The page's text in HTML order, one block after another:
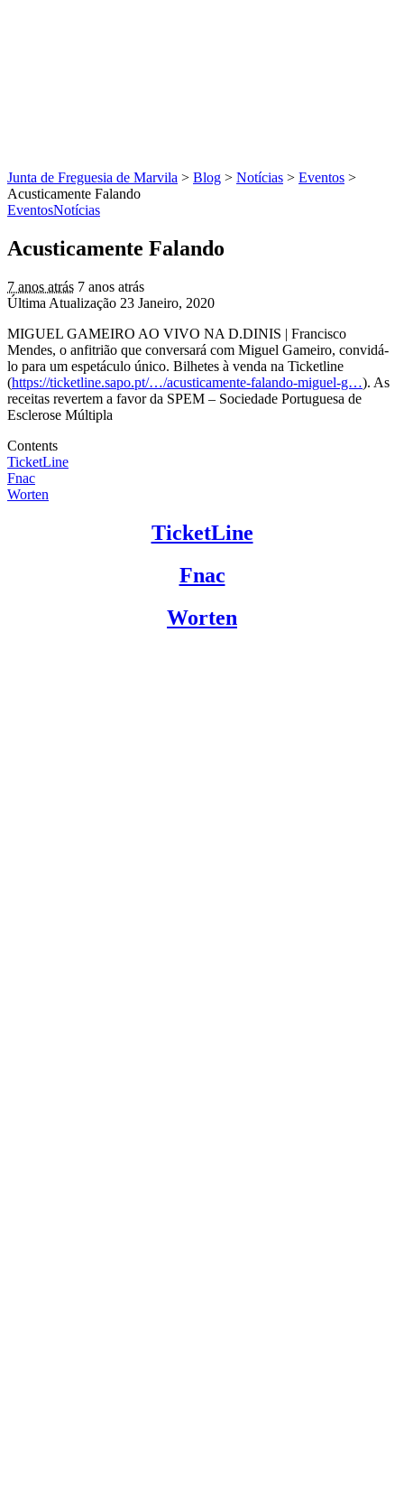
Junta de Freguesia de Marvila > Blog > Notícias > Eventos >
Acusticamente Falando
EventosNotícias
Acusticamente Falando
7 anos atrás 7 anos atrás
Última Atualização 23 Janeiro, 2020
MIGUEL GAMEIRO AO VIVO NA D.DINIS | Francisco
Mendes, o anfitrião que conversará com Miguel Gameiro, convidá-
lo para um espetáculo único. Bilhetes à venda na Ticketline
(https://ticketline.sapo.pt/…/acusticamente-falando-miguel-g…). As
receitas revertem a favor da SPEM – Sociedade Portuguesa de
Esclerose Múltipla
Contents
TicketLine
Fnac
Worten
TicketLine
Fnac
Worten